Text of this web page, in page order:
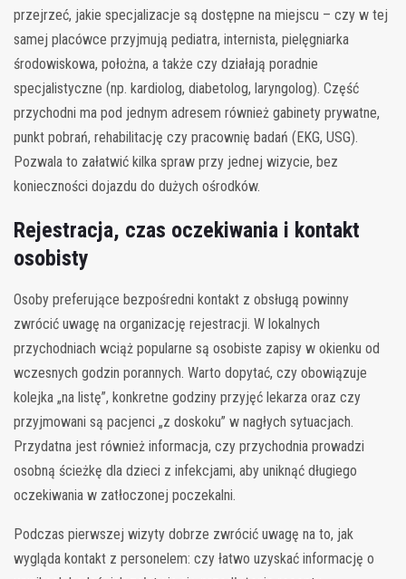
przejrzeć, jakie specjalizacje są dostępne na miejscu – czy w tej
samej placówce przyjmują pediatra, internista, pielęgniarka
środowiskowa, położna, a także czy działają poradnie
specjalistyczne (np. kardiolog, diabetolog, laryngolog). Część
przychodni ma pod jednym adresem również gabinety prywatne,
punkt pobrań, rehabilitację czy pracownię badań (EKG, USG).
Pozwala to załatwić kilka spraw przy jednej wizycie, bez
konieczności dojazdu do dużych ośrodków.
Rejestracja, czas oczekiwania i kontakt
osobisty
Osoby preferujące bezpośredni kontakt z obsługą powinny
zwrócić uwagę na organizację rejestracji. W lokalnych
przychodniach wciąż popularne są osobiste zapisy w okienku od
wczesnych godzin porannych. Warto dopytać, czy obowiązuje
kolejka „na listę”, konkretne godziny przyjęć lekarza oraz czy
przyjmowani są pacjenci „z doskoku” w nagłych sytuacjach.
Przydatna jest również informacja, czy przychodnia prowadzi
osobną ścieżkę dla dzieci z infekcjami, aby uniknąć długiego
oczekiwania w zatłoczonej poczekalni.
Podczas pierwszej wizyty dobrze zwrócić uwagę na to, jak
wygląda kontakt z personelem: czy łatwo uzyskać informację o